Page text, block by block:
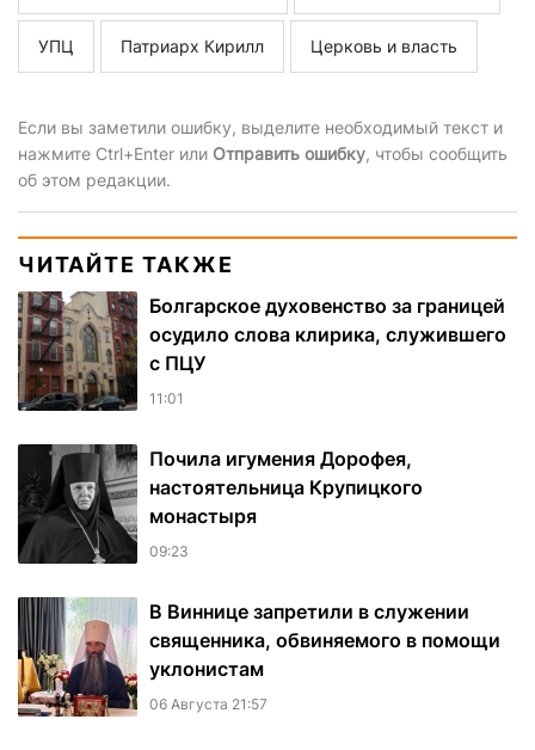
УПЦ Патриарх Кирилл Церковь и власть
Если вы заметили ошибку, выделите необходимый текст и
нажмите Ctrl+Enter или Отправить ошибку, чтобы сообщить
об этом редакции.
ЧИТАЙТЕ ТАКЖЕ
Болгарское духовенство за границей
осудило слова клирика, служившего
с ПЦУ
11:01
Почила игумения Дорофея,
настоятельница Крупицкого
монастыря
09:23
В Виннице запретили в служении
священника, обвиняемого в помощи
уклонистам
06 Августа 21:57